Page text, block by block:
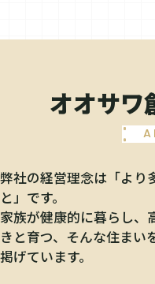
オオサワ
弊社の経営理念は「より
と」です。
家族が健康的に暮らし、
きと育つ、そんな住まい
掲げています。